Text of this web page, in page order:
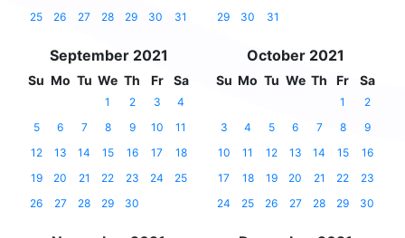
25
26 27 28 29 30 31
29
30 31
September 2021
Su Mo Tu We Th Fr Sa
1 2 3
4
5
6 7 8 9 10
11
12
13 14 15 16 17
18
19
20 21 22 23 24
25
26
27 28 29 30
October 2021
Su Mo Tu We Th Fr Sa
1
2
3
4 5 6 7 8
9
10
11 12 13 14 15
16
17
18 19 20 21 22
23
24
25 26 27 28 29 30